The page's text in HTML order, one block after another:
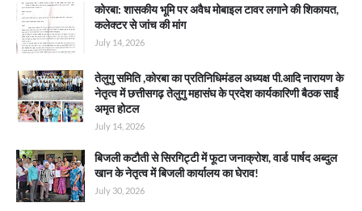
कोरबा: शासकीय भूमि पर अवैध मोबाइल टावर लगाने की शिकायत,
कलेक्टर से जांच की मांग
July 14, 2026
तेलुगु समिति ,कोरबा का प्रतिनिधिमंडल अध्यक्ष पी.आदि नारायण के
नेतृत्व में छत्तीसगढ़ तेलुगु महासंघ के प्रदेश कार्यकारिणी बैठक साईं
अमृत होटल
July 14, 2026
बिजली कटौती से सिरगिट्टी में फूटा जनाक्रोश, वार्ड पार्षद अब्दुल
खान के नेतृत्व में बिजली कार्यालय का घेराव!
July 30, 2026